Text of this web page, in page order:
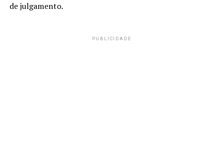
de julgamento.
PUBLICIDADE